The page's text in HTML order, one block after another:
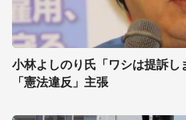
小林よしのり氏「ワシは提訴
「憲法違反」主張